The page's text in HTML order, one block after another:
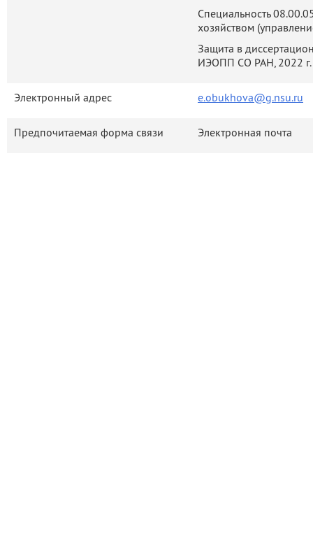
Специальность
хозяйством (
Защита в
ИЭОПП СО РАН, 2022 г.
Электронный адрес e.obukhova@g.nsu.ru
Предпочитаемая форма связи Электронная почта